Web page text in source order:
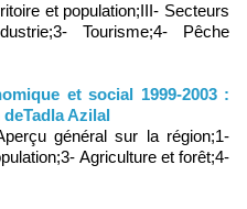
et population;III- Secteurs
Tourisme;4- Pêche
et social 1999-2003 :
Azilal
général sur la région;1-
Agriculture et forêt;4-